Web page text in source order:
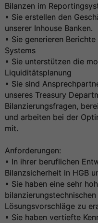
Bilanzen im
• Sie erstellen den
unserer Inhouse Banken.
• Sie generieren
Systems
• Sie unterstützen die
Liquiditätsplanung
• Sie sind
unseres Treasury
Bilanzierungsfragen,
und arbeiten bei der
mit.
Anforderungen:
• In ihrer beruflichen
Bilanzsicherheit in HGB
• Sie haben eine sehr
Lösungsvorschläge zu
• Sie haben vertiefte